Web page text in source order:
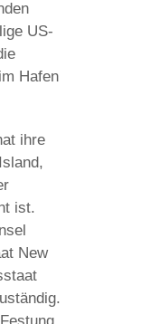
US-
Hafen
ihre
ist.
New